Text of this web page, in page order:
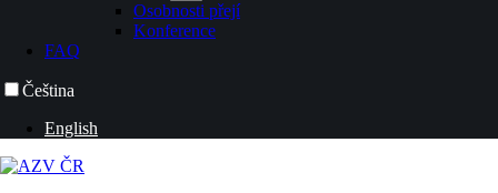
Osobnosti přejí
Konference
FAQ
Čeština
English